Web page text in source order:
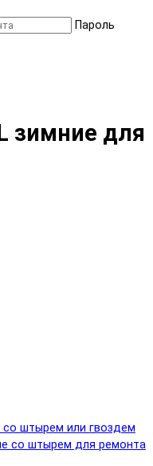
Пароль
зимние для
со штырем или гвоздем
со штырем для ремонта